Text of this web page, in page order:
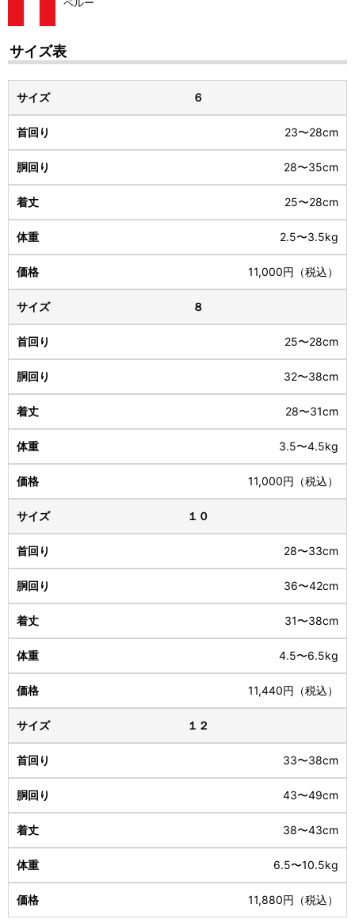
サイズ表
６
23〜28cm
28〜35cm
25〜28cm
2.5〜3.5kg
11,000円（税込）
８
25〜28cm
32〜38cm
28〜31cm
3.5〜4.5kg
11,000円（税込）
１０
28〜33cm
36〜42cm
31〜38cm
4.5〜6.5kg
11,440円（税込）
１２
33〜38cm
43〜49cm
38〜43cm
6.5〜10.5kg
11,880円（税込）